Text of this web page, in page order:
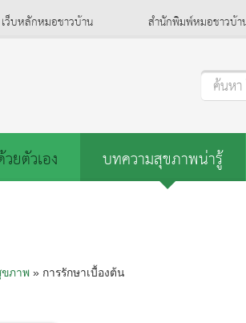
เว็บหลักหมอชาวบ้าน สำนักพิมพ์หมอชาวบ้า
ค้นหา
ยตัวเอง บทความสุขภาพน่ารู้
ภาพ» การรักษาเบื้องต้น